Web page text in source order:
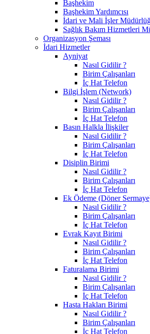
Başhekim
Başhekim Yardımcısı
İdari ve Mali İşler
Sağlık Bakım Hizmetleri
Organizasyon Şeması
İdari Hizmetler
Ayniyat
Nasıl Gidilir ?
Birim Çalışanları
İç Hat Telefon
Bilgi İşlem (Network)
Nasıl Gidilir ?
Birim Çalışanları
İç Hat Telefon
Basın Halkla İlişkiler
Nasıl Gidilir ?
Birim Çalışanları
İç Hat Telefon
Disiplin Birimi
Nasıl Gidilir ?
Birim Çalışanları
İç Hat Telefon
Ek Ödeme (Döner
Nasıl Gidilir ?
Birim Çalışanları
İç Hat Telefon
Evrak Kayıt Birimi
Nasıl Gidilir ?
Birim Çalışanları
İç Hat Telefon
Faturalama Birimi
Nasıl Gidilir ?
Birim Çalışanları
İç Hat Telefon
Hasta Hakları Birimi
Nasıl Gidilir ?
Birim Çalışanları
İç Hat Telefon